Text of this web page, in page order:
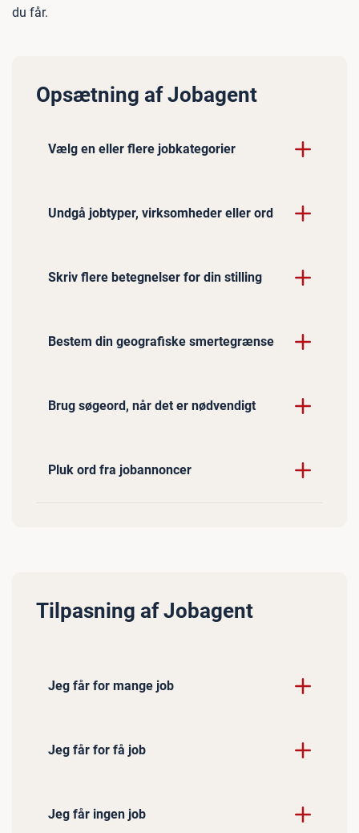
du får.
Opsætning af Jobagent
Vælg en eller flere jobkategorier
Undgå jobtyper, virksomheder eller ord
Skriv flere betegnelser for din stilling
Bestem din geografiske smertegrænse
Brug søgeord, når det er nødvendigt
Pluk ord fra jobannoncer
Tilpasning af Jobagent
Jeg får for mange job
Jeg får for få job
Jeg får ingen job